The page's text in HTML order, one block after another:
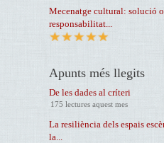
Mecenatge cultural: solució
responsabilitat...
Apunts més llegits
De les dades al críteri
175 lectures aquest mes
La resiliència dels espais
la...